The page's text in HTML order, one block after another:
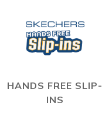
HANDS FREE SLIP-
INS